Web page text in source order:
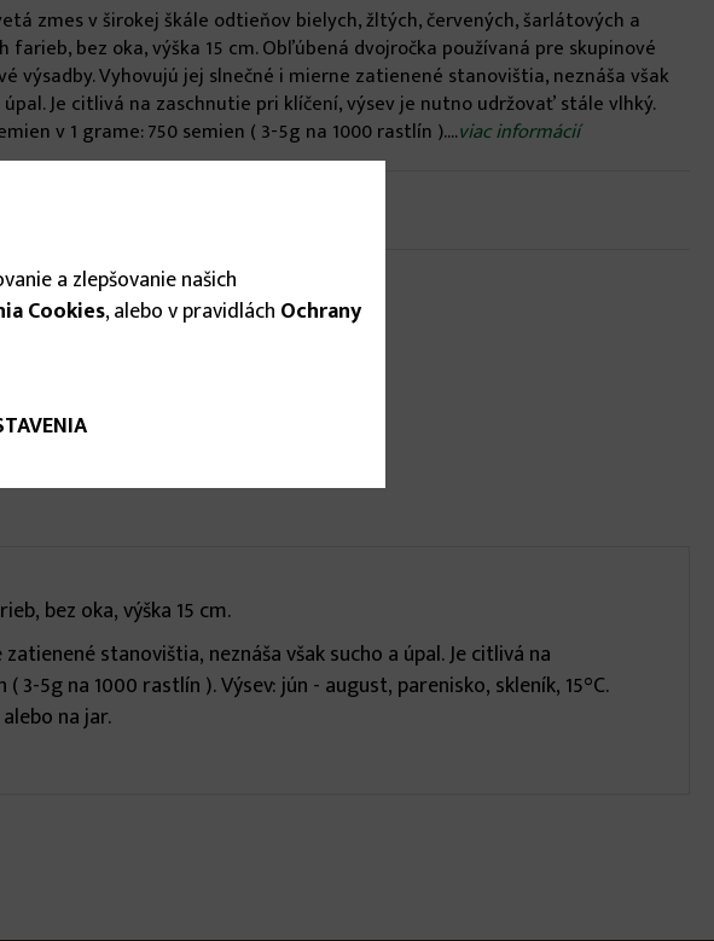
zmes v širokej škále odtieňov bielych, žltých, červených, šarlátových a
farieb, bez oka, výška 15 cm. Obľúbená dvojročka používaná pre skupinové
výsadby. Vyhovujú jej slnečné i mierne zatienené stanovištia, neznáša však
úpal. Je citlivá na zaschnutie pri klíčení, výsev je nutno udržovať stále vlhký.
v 1 grame: 750 semien ( 3-5g na 1000 rastlín )....viac informácií
€
bez oka, výška 15 cm.
stanovištia, neznáša však sucho a úpal. Je citlivá na
5g na 1000 rastlín ). Výsev: jún - august, parenisko, skleník, 15°C.
na jar.
a zlepšovanie našich
Cookies, alebo v pravidlách Ochrany